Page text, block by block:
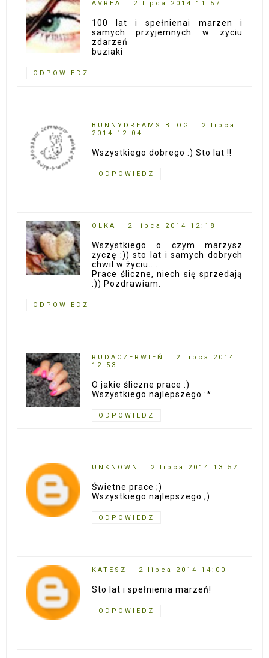
AVREA 2 lipca 2014 11:57
100 lat i spełnienai marzen i
samych przyjemnych w zyciu
zdarzeń
buziaki
ODPOWIEDZ
BUNNYDREAMS.BLOG
2 lipca
2014 12:04
Wszystkiego dobrego :) Sto lat !!
ODPOWIEDZ
OLKA 2 lipca 2014 12:18
Wszystkiego o czym marzysz
życzę :)) sto lat i samych dobrych
chwil w życiu....
Prace śliczne, niech się sprzedają
:)) Pozdrawiam.
ODPOWIEDZ
RUDACZERWIEŃ
2 lipca 2014
12:53
O jakie śliczne prace :)
Wszystkiego najlepszego :*
ODPOWIEDZ
UNKNOWN 2 lipca 2014 13:57
Świetne prace ;)
Wszystkiego najlepszego ;)
ODPOWIEDZ
KATESZ 2 lipca 2014 14:00
Sto lat i spełnienia marzeń!
ODPOWIEDZ